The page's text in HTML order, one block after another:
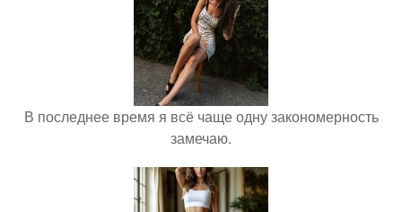
В последнее время я всё чаще одну закономерность
замечаю.